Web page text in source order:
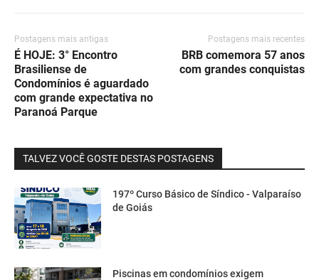
Postagens mais antigas
É HOJE: 3° Encontro
Brasiliense de
Condomínios é aguardado
com grande expectativa no
Paranoá Parque
Postagens mais recentes
BRB comemora 57 anos
com grandes conquistas
TALVEZ VOCÊ GOSTE DESTAS POSTAGENS
197º Curso Básico de Síndico - Valparaíso
de Goiás
Piscinas em condomínios exigem